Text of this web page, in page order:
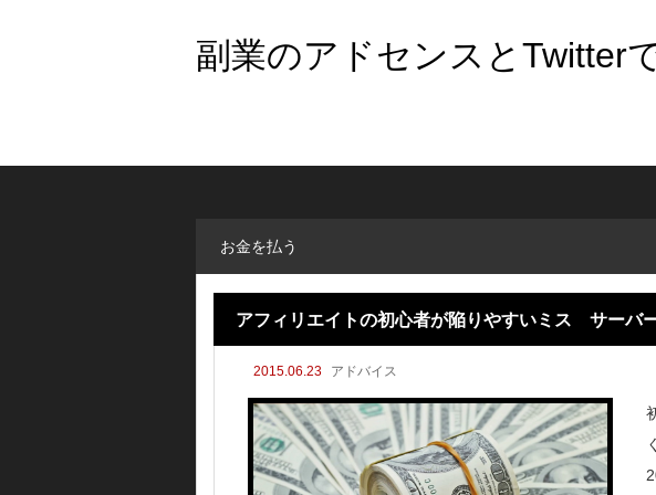
副業のアドセンスとTwitter
お金を払う
アフィリエイトの初心者が陥りやすいミス サーバ
2015.06.23 アドバイス